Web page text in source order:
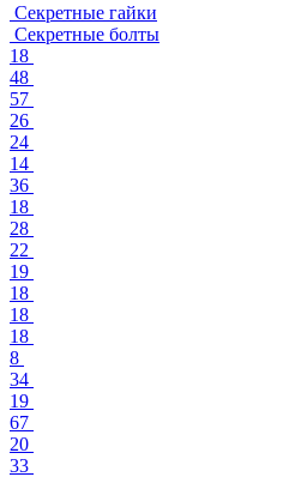
Секретные гайки
Секретные болты
18
48
57
26
24
14
36
18
28
22
19
18
18
18
8
34
19
67
20
33